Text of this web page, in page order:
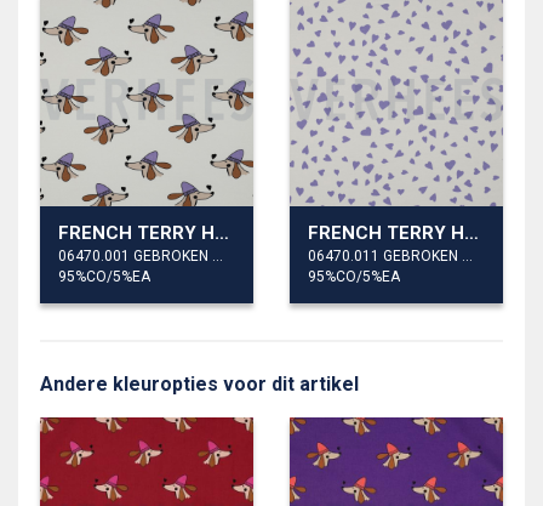
FRENCH TERRY HONDEN EN HARTEN
06470.001 GEBROKEN WIT
95%CO/5%EA
FRENCH TERRY HONDEN EN HARTEN
06470.011 GEBROKEN WIT
95%CO/5%EA
Andere kleuropties voor dit artikel